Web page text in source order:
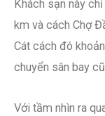
Khách sạn này
km và cách Chợ
Cát cách đó
chuyển sân bay
Với tầm nhìn ra